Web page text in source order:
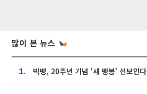
많이 본 뉴스
1.